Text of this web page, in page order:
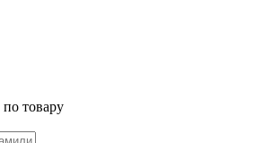
товару